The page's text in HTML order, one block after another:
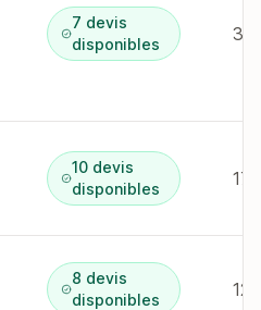
7 devis
disponibles
10 devis
disponibles
8 devis
disponibles